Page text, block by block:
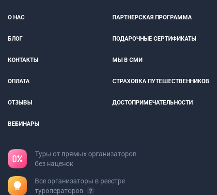
О НАС ПАРТНЕРСКАЯ ПРОГРАММА
БЛОГ ПОДАРОЧНЫЕ СЕРТИФИКАТЫ
КОНТАКТЫ МЫ В СМИ
ОПЛАТА СТРАХОВКА ПУТЕШЕСТВЕННИКОВ
ОТЗЫВЫ ДОСТОПРИМЕЧАТЕЛЬНОСТИ
ВЕБИНАРЫ
Туры от прямых организаторов
без наценок
Все организаторы в реестре
туроператоров